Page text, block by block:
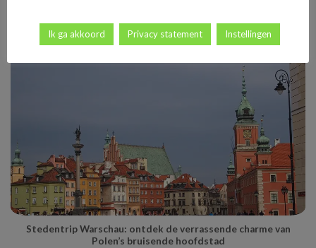
Stedentrip Warschau: ontdek de verrassende charme van
Polen’s bruisende hoofdstad
Ik ga akkoord Privacy statement Instellingen